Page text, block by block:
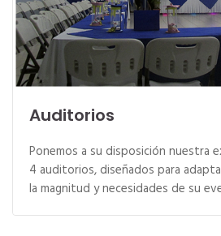
Auditorios
Ponemos a su disposición nuestra
4 auditorios, diseñados para
la magnitud y necesidades de su